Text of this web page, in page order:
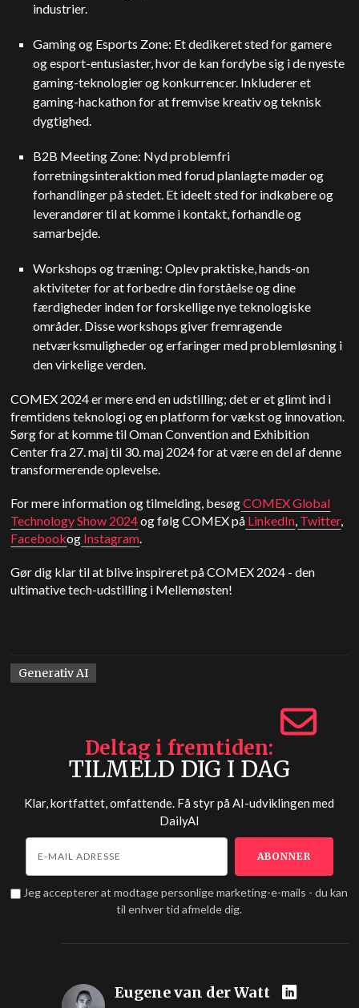
industrier.
Gaming og Esports Zone: Et dedikeret sted for gamere
og esport-entusiaster, hvor de kan fordybe sig i de nyeste
gaming-teknologier og konkurrencer. Inkluderer et
gaming-hackathon for at fremvise kreativ og teknisk
dygtighed.
B2B Meeting Zone: Nyd problemfri
forretningsinteraktion med forud planlagte møder og
forhandlinger på stedet. Et ideelt sted for indkøbere og
leverandører til at komme i kontakt, forhandle og
samarbejde.
Workshops og træning: Oplev praktiske, hands-on
aktiviteter for at forbedre din forståelse og dine
færdigheder inden for forskellige nye teknologiske
områder. Disse workshops giver fremragende
netværksmuligheder og erfaringer med problemløsning i
den virkelige verden.
COMEX 2024 er mere end en udstilling; det er et glimt ind i
fremtidens teknologi og en platform for vækst og innovation.
Sørg for at komme til Oman Convention and Exhibition
Center fra 27. maj til 30. maj 2024 for at være en del af denne
transformerende oplevelse.
For mere information og tilmelding, besøgCOMEX Global
Technology Show 2024og følg COMEX på LinkedIn, Twitter,
Facebookog Instagram.
Gør dig klar til at blive inspireret på COMEX 2024 - den
ultimative tech-udstilling i Mellemøsten!
Generativ AI
Deltag i fremtiden
TILMELD DIG I DAG
Klar, kortfattet, omfattende. Få styr på AI-udviklingen med
DailyAI
Jeg accepterer at modtage personlige marketing-e-mails - du kan
til enhver tid afmelde dig.
Eugene van der Watt